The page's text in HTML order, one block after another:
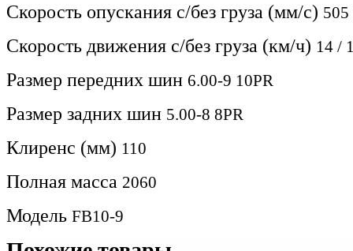
Скорость опускания c/без груза (мм/с)
Скорость движения c/без груза (км/ч) 14 /
Размер передних шин 6.00-9 10PR
Размер задних шин 5.00-8 8PR
Клиренс (мм) 110
Полная масса 2060
Модель FB10-9